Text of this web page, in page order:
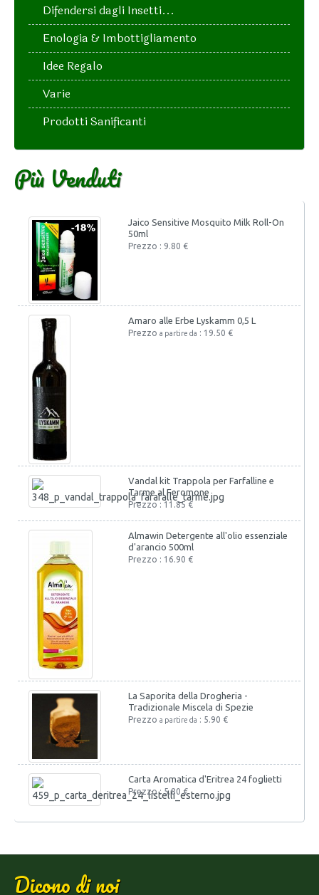
Difendersi dagli Insetti...
Enologia & Imbottigliamento
Idee Regalo
Varie
Prodotti Sanificanti
Più Venduti
Jaico Sensitive Mosquito Milk Roll-On
50ml
Prezzo : 9.80 €
Amaro alle Erbe Lyskamm 0,5 L
Prezzoa partire da : 19.50 €
Vandal kit Trappola per Farfalline e
Tarme al Feromone
Prezzo : 11.85 €
Almawin Detergente all'olio essenziale
d'arancio 500ml
Prezzo : 16.90 €
La Saporita della Drogheria -
Tradizionale Miscela di Spezie
Prezzoa partire da : 5.90 €
Carta Aromatica d'Eritrea 24 foglietti
Prezzo : 5.80 €
Dicono di noi